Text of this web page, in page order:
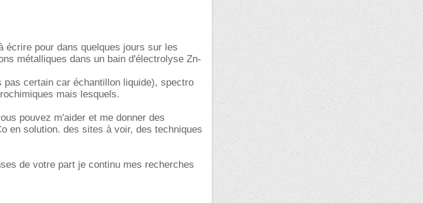
écrire pour dans quelques jours sur les
métalliques dans un bain d'électrolyse Zn-
certain car échantillon liquide), spectro
mais lesquels.
pouvez m'aider et me donner des
en solution. des sites à voir, des techniques
de votre part je continu mes recherches